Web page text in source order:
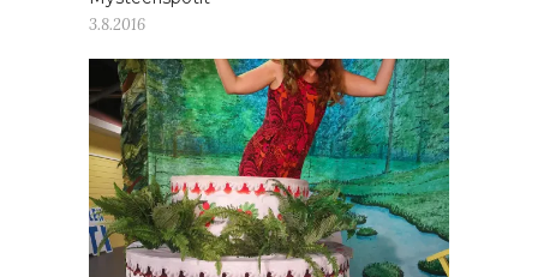
3.8.2016